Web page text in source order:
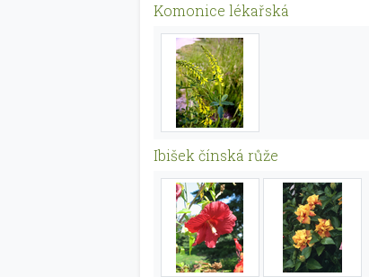
Komonice lékařská
Ibišek čínská růže